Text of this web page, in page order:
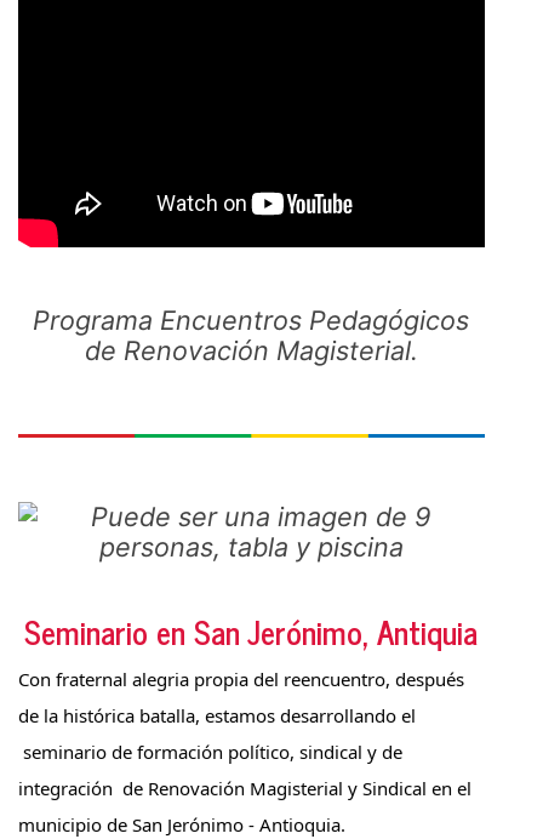
Programa Encuentros Pedagógicos
de Renovación Magisterial.
Seminario en San Jerónimo, Antiquia
Con fraternal alegria propia del reencuentro, después
de la histórica batalla, estamos desarrollando el
seminario de formación político, sindical y de
integración  de Renovación Magisterial y Sindical en el
municipio de San Jerónimo - Antioquia.